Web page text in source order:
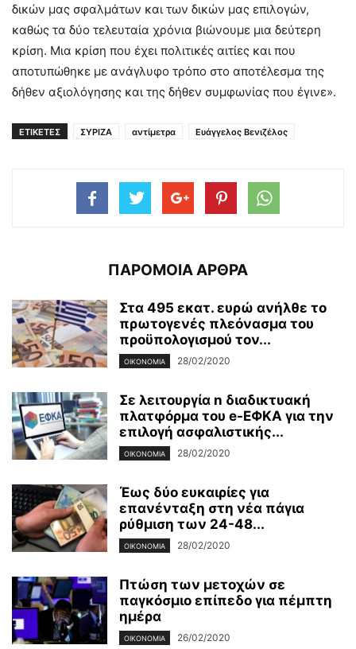
δικών μας σφαλμάτων και των δικών μας επιλογών,
καθώς τα δύο τελευταία χρόνια βιώνουμε μια δεύτερη
κρίση. Μια κρίση που έχει πολιτικές αιτίες και που
αποτυπώθηκε με ανάγλυφο τρόπο στο αποτέλεσμα της
δήθεν αξιολόγησης και της δήθεν συμφωνίας που έγινε».
ΕΤΙΚΕΤΕΣ ΣΥΡΙΖΑ αντίμετρα Ευάγγελος Βενιζέλος
ΠΑΡΟΜΟΙΑ ΑΡΘΡΑ
Στα 495 εκατ. ευρώ ανήλθε το
πρωτογενές πλεόνασμα του
προϋπολογισμού τον...
ΟΙΚΟΝΟΜΊΑ 28/02/2020
Σε λειτουργία n διαδικτυακή
πλατφόρμα του e-ΕΦΚΑ για την
επιλογή ασφαλιστικής...
ΟΙΚΟΝΟΜΊΑ 28/02/2020
Έως δύο ευκαιρίες για
επανένταξη στη νέα πάγια
ρύθμιση των 24-48...
ΟΙΚΟΝΟΜΊΑ 28/02/2020
Πτώση των μετοχών σε
παγκόσμιο επίπεδο για πέμπτη
ημέρα
ΟΙΚΟΝΟΜΊΑ 26/02/2020